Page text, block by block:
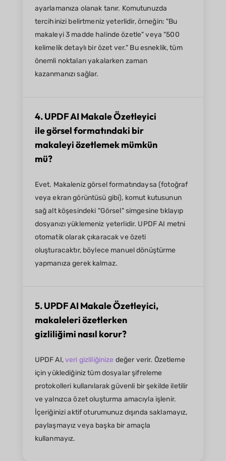
ayarlamanıza olanak tanır. Komutunuzda
tercihinizi belirtmeniz yeterlidir, örneğin: "Bu
makaleyi 3 madde halinde özetle" veya "500
kelimelik detaylı bir özet ver." Bu esneklik, tüm
önemli noktaları yakalarken zaman
kazanmanızı sağlar.
4. UPDF AI Makale Özetleyici
ile görsel formatındaki bir
makaleyi özetlemek mümkün
mü?
Evet. Makaleniz görsel formatındaysa (fotoğraf
veya ekran görüntüsü gibi), komut kutusunun
sağ alt köşesindeki "Görsel" simgesine tıklayıp
dosyanızı yüklemeniz yeterlidir. UPDF AI metni
otomatik olarak çıkaracak ve özeti
oluşturacaktır, böylece manuel dönüştürme
yapmanıza gerek kalmaz.
5. UPDF AI Makale Özetleyici,
makaleleri özetlerken
gizliliğimi nasıl korur?
UPDF AI,veri gizliliğinize değer verir. Özetleme
için yüklediğiniz tüm dosyalar şifreleme
protokolleri kullanılarak güvenli bir şekilde iletilir
ve yalnızca özet oluşturma amacıyla işlenir.
İçeriğinizi aktif oturumunuz dışında saklamayız,
paylaşmayız veya başka bir amaçla
kullanmayız.